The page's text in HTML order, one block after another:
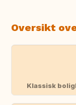
Oversikt
Klassisk